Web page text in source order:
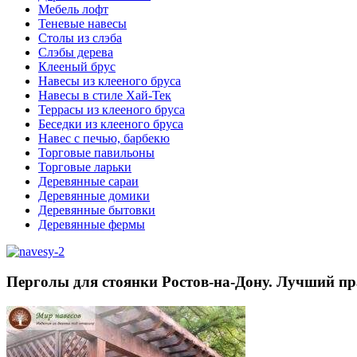
Мебель лофт
Теневые навесы
Столы из слэба
Слэбы дерева
Клееный брус
Навесы из клееного бруса
Навесы в стиле Хай-Тек
Террасы из клееного бруса
Беседки из клееного бруса
Навес с печью, барбекю
Торговые павильоны
Торговые ларьки
Деревянные сараи
Деревянные домики
Деревянные бытовки
Деревянные фермы
Перголы для стоянки Ростов-на-Дону. Лучший